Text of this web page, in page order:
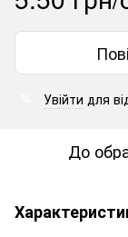
Увійти для
До